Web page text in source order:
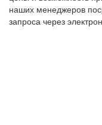
наших менеджеров
запроса через